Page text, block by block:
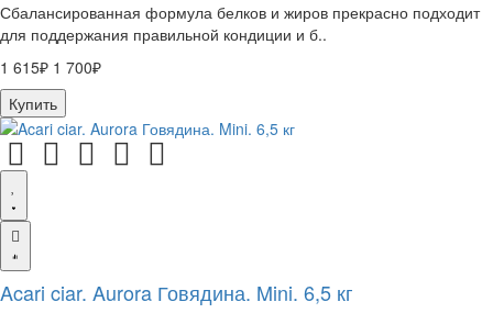
Сбалансированная формула белков и жиров прекрасно подходит
для поддержания правильной кондиции и б..
1 615₽ 1 700₽
Купить
Acari ciar. Aurora Говядина. Mini. 6,5 кг